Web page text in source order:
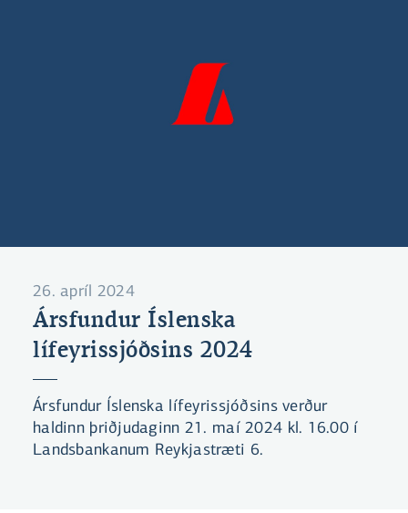
26. apríl 2024
Ársfundur Íslenska
lífeyrissjóðsins 2024
Ársfundur Íslenska lífeyrissjóðsins verður
haldinn þriðjudaginn 21. maí 2024 kl. 16.00 í
Landsbankanum Reykjastræti 6.